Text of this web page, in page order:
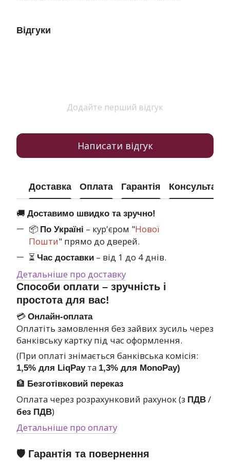
Відгуки
Додайте перший відгук
Написати відгук
Доставка Оплата Гарантія Консультація
🚚 Доставимо швидко та зручно!
📦 По Україні – кур'єром "Нової
Пошти" прямо до дверей.
⏳ Час доставки – від 1 до 4 днів.
Детальніше про доставку
Способи оплати – зручність і
простота для вас!
💳 Онлайн-оплата
Оплатіть замовлення без зайвих зусиль через
банківську картку під час оформлення.
(При оплаті знімається банківська комісія:
1,5% для LiqPayта 1,3% для MonoPay)
🏦 Безготівковий переказ
Оплата через розрахунковий рахунок (з ПДВ /
без ПДВ)
Детальніше про оплату
🛡 Гарантія та повернення